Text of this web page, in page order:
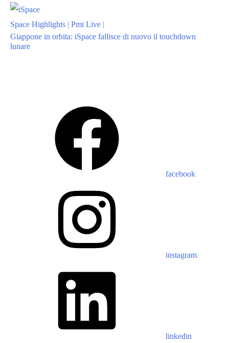
Space Highlights | Pmi Live |
Giappone in orbita: iSpace fallisce di nuovo il touchdown
lunare
facebook
instagram
linkedin